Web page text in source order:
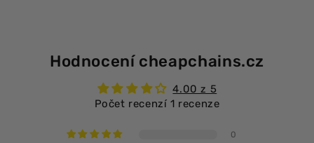
Hodnocení cheapchains.cz
4.00 z 5
Počet recenzí 1 recenze
0